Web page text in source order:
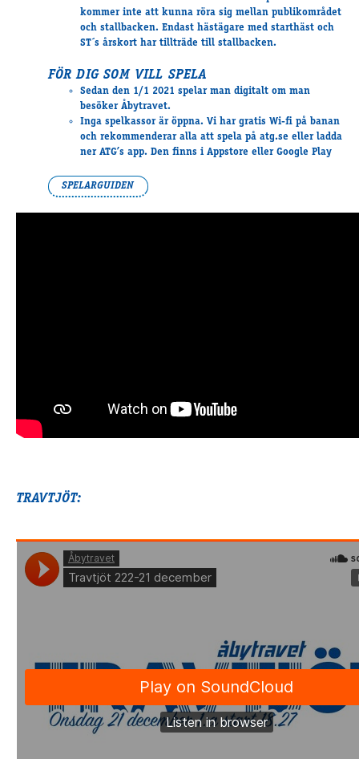
Samarbetspartners
Kursutbud och Aktiviteter
Ungdoms­stipendium
Kontakt
kommer inte att kunna röra sigmellan publikområdet
och stallbacken. Endast hästägare med starthäst och
ST´s årskort har tillträde till stallbacken.
FÖR DIG SOM VILL SPELA
Sedan den 1/1 2021 spelar man digitalt om man
besöker Åbytravet.
Inga spelkassorär öppna. Vi har gratis Wi-fi på banan
och rekommenderar alla att spela på atg.se eller ladda
ner ATG’s app. Den finns i Appstore eller Google Play
SPELARGUIDEN
TRAVTJÖT: